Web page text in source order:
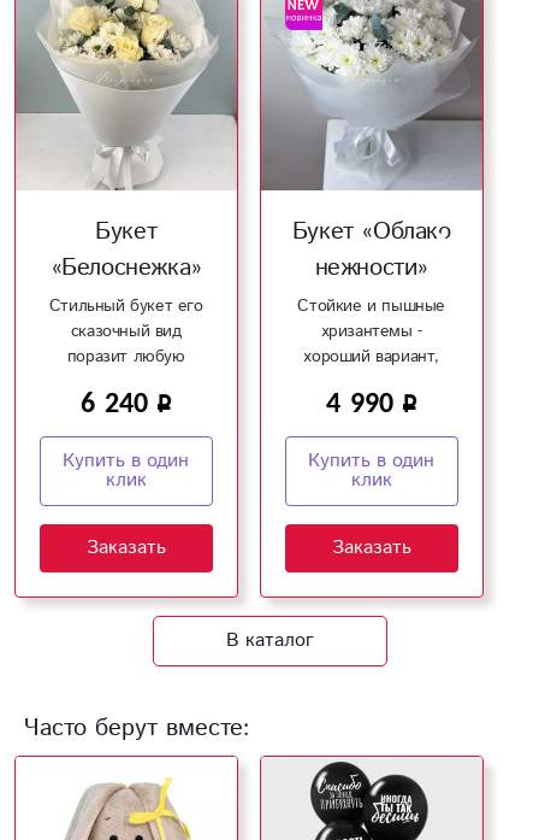
Букет
«Белоснежка»
Стильный букет его
сказочный вид
поразит любую
6 240
Купить в один
клик
Заказать
Букет «Облако
нежности»
Стойкие и пышные
хризантемы -
хороший вариант,
настроение!
4 990
Купить в один
клик
Заказать
В каталог
Часто берут вместе: